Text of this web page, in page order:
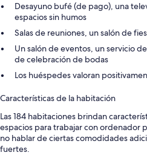
Desayuno bufé (de pago), una
espacios sin humos
Salas de reuniones, un salón de
Un salón de eventos, un servicio
de celebración de bodas
Los huéspedes valoran
Características de la habitación
Las 184 habitaciones brindan
espacios para trabajar con ordenador
no hablar de ciertas comodidades
fuertes.